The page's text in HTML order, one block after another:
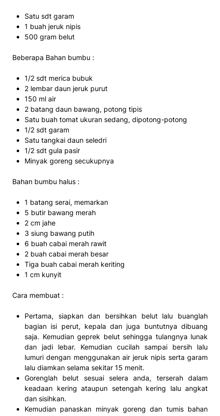
Satu sdt garam
1 buah jeruk nipis
500 gram belut
Beberapa Bahan bumbu :
1/2 sdt merica bubuk
2 lembar daun jeruk purut
150 ml air
2 batang daun bawang, potong tipis
Satu buah tomat ukuran sedang, dipotong-potong
1/2 sdt garam
Satu tangkai daun seledri
1/2 sdt gula pasir
Minyak goreng secukupnya
Bahan bumbu halus :
1 batang serai, memarkan
5 butir bawang merah
2 cm jahe
3 siung bawang putih
6 buah cabai merah rawit
2 buah cabai merah besar
Tiga buah cabai merah keriting
1 cm kunyit
Cara membuat :
Pertama, siapkan dan bersihkan belut lalu buanglah
bagian isi perut, kepala dan juga buntutnya dibuang
saja. Kemudian geprek belut sehingga tulangnya lunak
dan jadi lebar. Kemudian cucilah sampai bersih lalu
lumuri dengan menggunakan air jeruk nipis serta garam
lalu diamkan selama sekitar 15 menit.
Gorenglah belut sesuai selera anda, terserah dalam
keadaan kering ataupun setengah kering lalu angkat
dan sisihkan.
Kemudian panaskan minyak goreng dan tumis bahan